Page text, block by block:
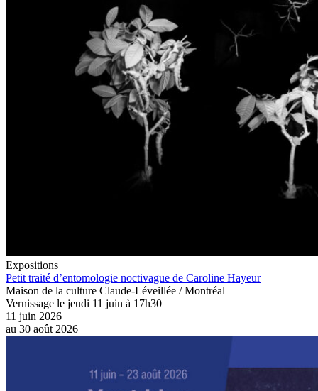
Expositions
Petit traité d’entomologie noctivague de Caroline Hayeur
Maison de la culture Claude-Léveillée / Montréal
Vernissage le jeudi 11 juin à 17h30
11 juin 2026
au 30 août 2026